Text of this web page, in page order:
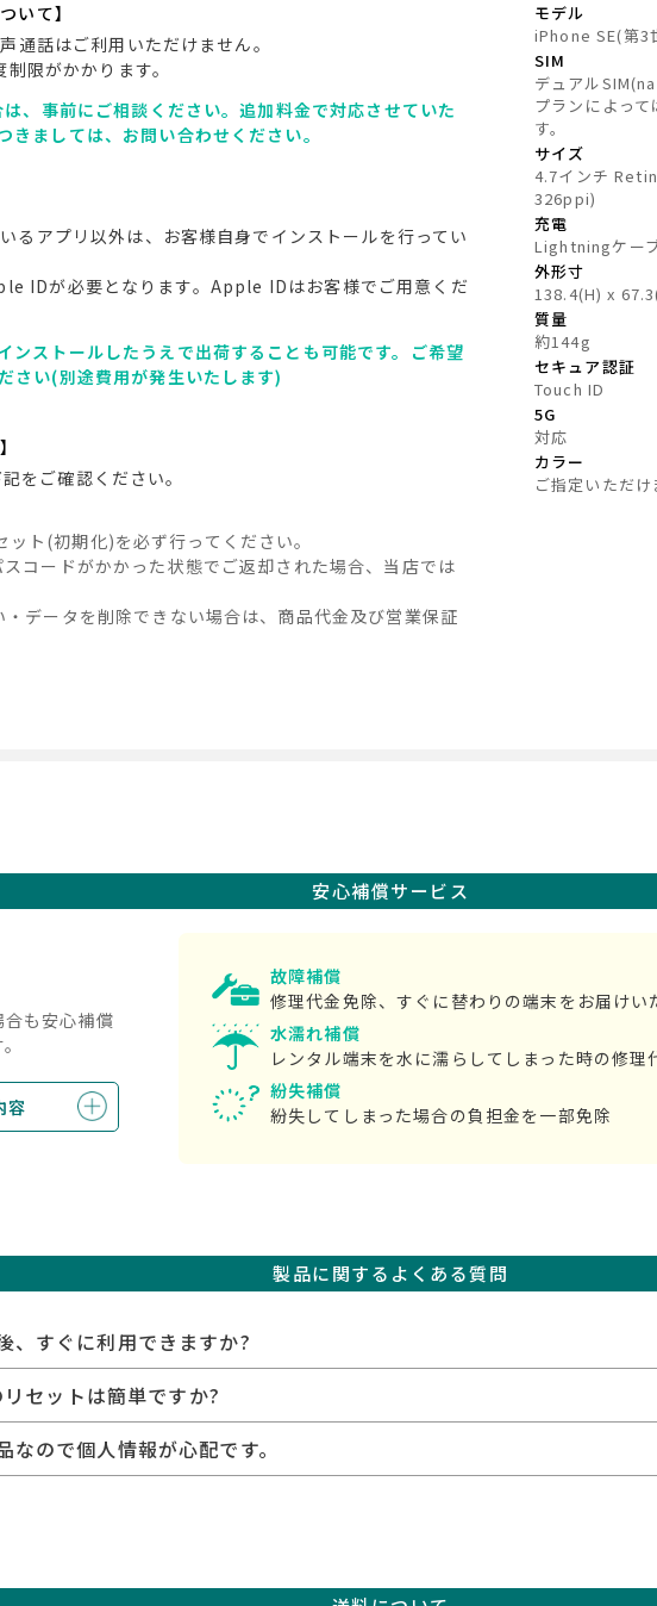
いて】
通話はご利用いただけません。
限がかかります。
、事前にご相談ください。追加料金で対応させていた
きましては、お問い合わせください。
るアプリ以外は、お客様自身でインストールを行ってい
IDが必要となります。Apple IDはお客様でご用意くだ
ンストールしたうえで出荷することも可能です。ご希望
さい(別途費用が発生いたします)
をご確認ください。
ト(初期化)を必ず行ってください。
コードがかかった状態でご返却された場合、当店では
データを削除できない場合は、商品代金及び営業保証
モデル
iPhone SE(第3
SIM
デュアル
プランによっ
す。
サイズ
4.7インチ
326ppi)
充電
Lightningケー
外形寸
138.4(H) x
質量
約144g
セキュア認証
Touch ID
5G
対応
カラー
ご指定いただ
安心補償サービス
合も安心補償
容
故障補償
修理代金免除、すぐに替わりの端末をお届けい
水濡れ補償
レンタル端末を水に濡らしてしまった時の修理
紛失補償
紛失してしまった場合の負担金を一部免除
製品に関するよくある質問
、すぐに利用できますか?
セットは簡単ですか?
なので個人情報が心配です。